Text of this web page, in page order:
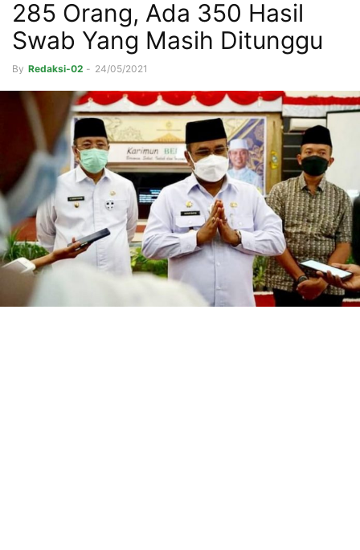
285 Orang, Ada 350 Hasil
Swab Yang Masih Ditunggu
By Redaksi-02 - 24/05/2021